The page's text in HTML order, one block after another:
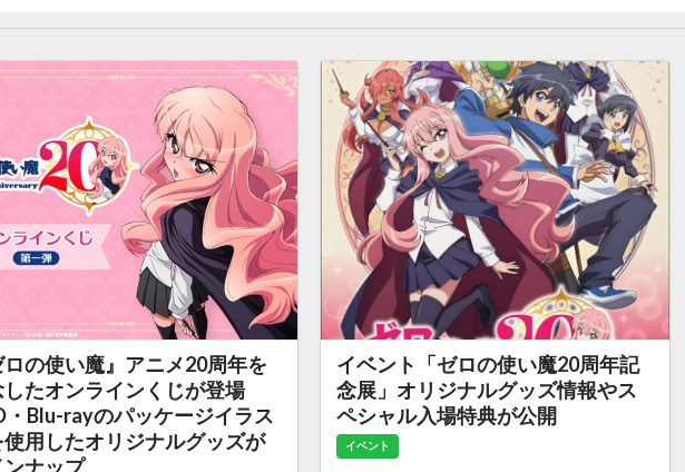
ロの使い魔』アニメ20周年を
したオンラインくじが登場
・Blu-rayのパッケージイラス
使用したオリジナルグッズが
ンナップ
イベント「ゼロの使い魔20周年記
念展」オリジナルグッズ情報やス
ペシャル入場特典が公開
イベント